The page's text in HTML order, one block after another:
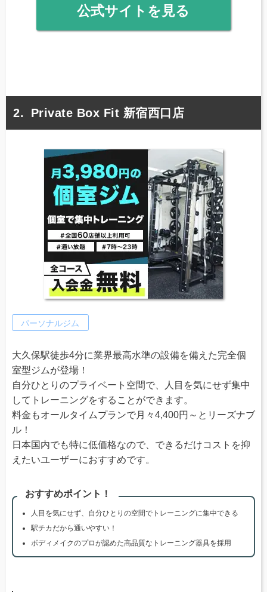
公式サイトを見る
Private Box Fit 新宿西口店
パーソナルジム
大久保駅徒歩4分に業界最高水準の設備を備えた完全個
室型ジムが登場！
自分ひとりのプライベート空間で、人目を気にせず集中
してトレーニングをすることができます。
料金もオールタイムプランで月々4,400円～とリーズナブ
ル！
日本国内でも特に低価格なので、できるだけコストを抑
えたいユーザーにおすすめです。
おすすめポイント！
人目を気にせず、自分ひとりの空間でトレーニングに集中できる
駅チカだから通いやすい！
ボディメイクのプロが認めた高品質なトレーニング器具を採用